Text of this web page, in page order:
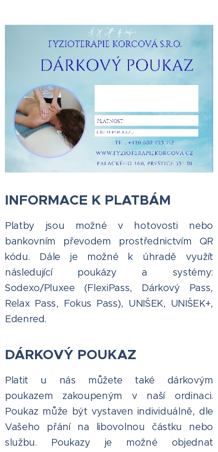
INFORMACE K PLATBÁM
Platby jsou možné v hotovosti nebo
bankovním převodem prostřednictvím QR
kódu. Dále je možné k úhradě využít
následující poukázy a systémy:
Sodexo/Pluxee (FlexiPass, Dárkový Pass,
Relax Pass, Fokus Pass), UNIŠEK, UNIŠEK+,
Edenred.
DÁRKOVÝ POUKAZ
Platit u nás můžete také dárkovým
poukazem zakoupeným v naší ordinaci.
Poukaz může být vystaven individuálně, dle
Vašeho přání na libovolnou částku nebo
službu. Poukazy je možné objednat